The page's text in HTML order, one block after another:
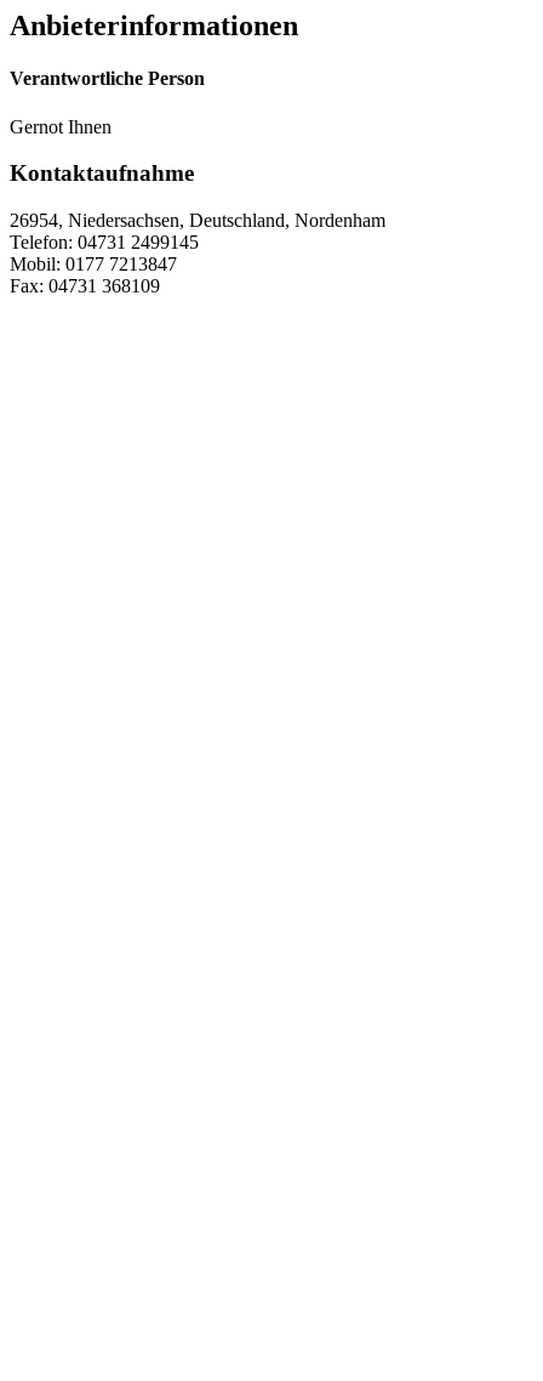
Anbieterinformationen
Verantwortliche Person
Gernot Ihnen
Kontaktaufnahme
26954, Niedersachsen, Deutschland, Nordenham
Telefon: 04731 2499145
Mobil: 0177 7213847
Fax: 04731 368109